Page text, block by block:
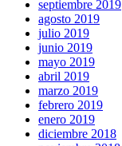
septiembre 2019
agosto 2019
julio 2019
junio 2019
mayo 2019
abril 2019
marzo 2019
febrero 2019
enero 2019
diciembre 2018